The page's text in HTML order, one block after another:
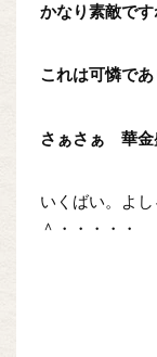
かなり素敵です
これは可憐であ
さぁさぁ 華金
いくばい。よ
＾・・・・・